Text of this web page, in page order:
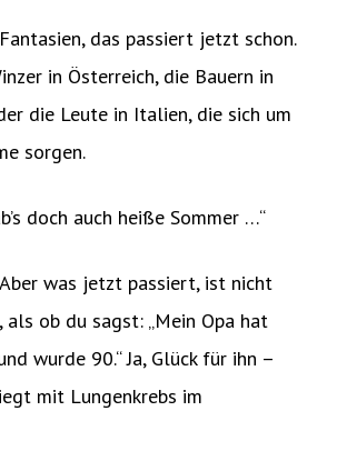
das passiert jetzt schon.
in Österreich, die Bauern in
die Leute in Italien, die sich um
sorgen.
doch auch heiße Sommer …“
Aber was jetzt passiert, ist nicht
als ob du sagst: „Mein Opa hat
wurde 90.“ Ja, Glück für ihn –
mit Lungenkrebs im